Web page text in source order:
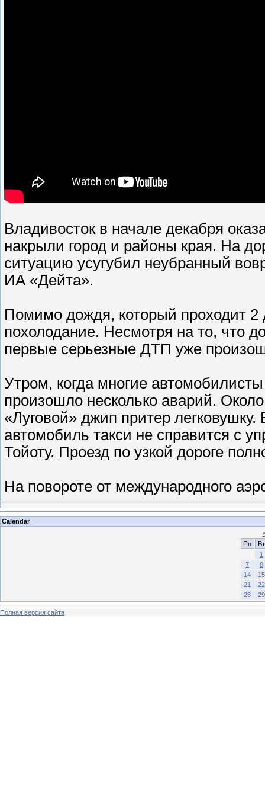
Владивосток в начале декабря
накрыли город и районы края. На
ситуацию усугубил неубранный
ИА «Дейта».
Помимо дождя, который проходит 2
похолодание. Несмотря на то, что
первые серьезные ДТП уже
Утром, когда многие
произошло несколько аварий.
«Луговой» джип притер
автомобиль такси не справится с
Тойоту. Проезд по узкой дороге
На повороте от международного
Calendar
Пн
Вт
1
7
8
14
15
21
22
28
29
Полная версия сайта